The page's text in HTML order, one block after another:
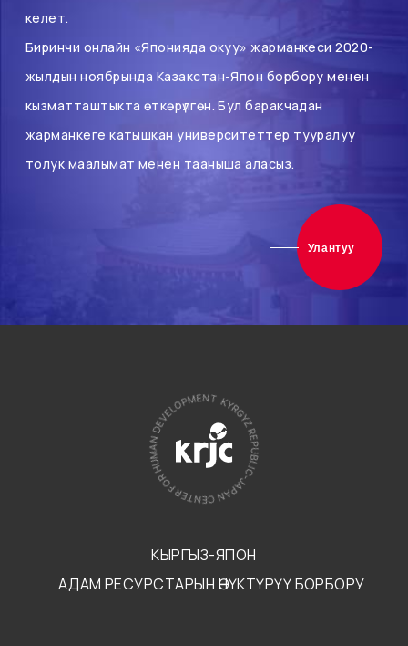
келет.
Биринчи онлайн «Японияда окуу» жарманкеси 2020-
жылдын ноябрында Казакстан-Япон борбору менен
кызматташтыкта өткөрүлгөн. Бул баракчадан
жарманкеге катышкан университеттер тууралуу
толук маалымат менен тааныша аласыз.
Улантуу
КЫРГЫЗ-ЯПОН
АДАМ РЕСУРСТАРЫН ӨНҮКТҮРҮҮ БОРБОРУ